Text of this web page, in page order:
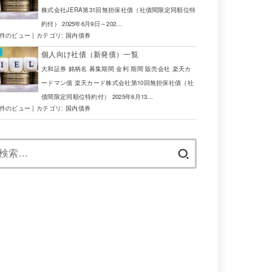
株式会社JERA第31回無担保社債（社債間限定同順位特
約付） 2025年6月9日～202...
のビュー | カテゴリ: 国内債券
個人向け社債（新発債）一覧
大和証券 銘柄名 募集期間 金利 期間 販売会社 楽天カ
ードマン債 楽天カード株式会社第10回無担保社債（社
債間限定同順位特約付） 2025年6月13...
のビュー | カテゴリ: 国内債券